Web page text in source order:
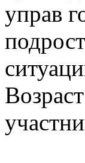
управ